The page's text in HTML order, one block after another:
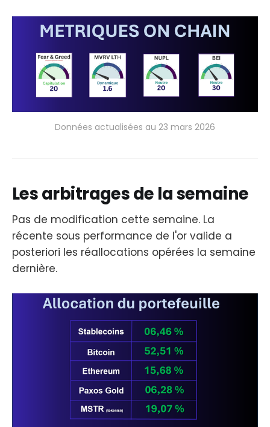
Données actualisées au 23 mars 2026
Les arbitrages de la semaine
Pas de modification cette semaine. La
récente sous performance de l'or valide a
posteriori les réallocations opérées la semaine
dernière.